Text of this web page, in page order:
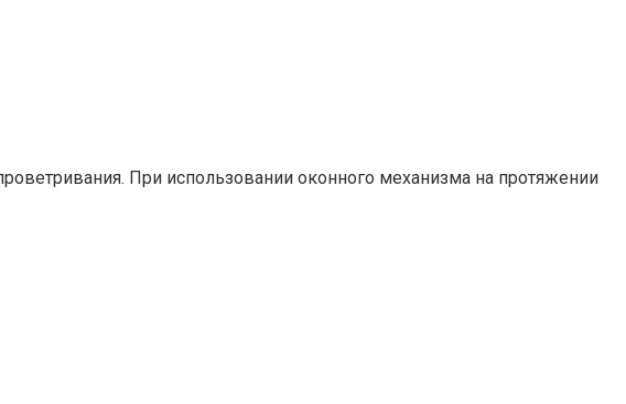
При использовании оконного механизма на протяжении